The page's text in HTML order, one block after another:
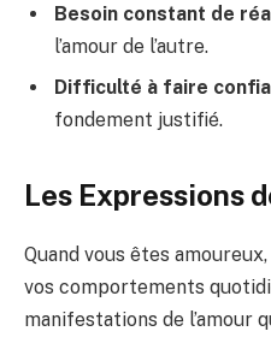
Besoin constant de
l’amour de l’autre.
Difficulté à faire
fondement justifié.
Les Expressions
Quand vous êtes
vos comportements
manifestations de l’amour